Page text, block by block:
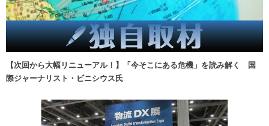
【次回から大幅リニューアル！】「今そこにある危機」を読み解く 国
際ジャーナリスト・ビニシウス氏